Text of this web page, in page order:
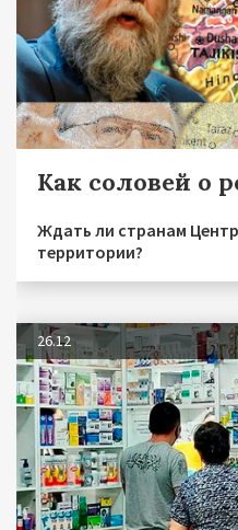
Как соловей о
Ждать ли странам
территории?
26.12